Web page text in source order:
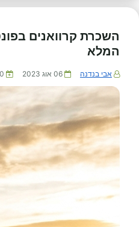
השכרת קרוואנים
המלא
אבי בנדנה 06 אוג 2023 10